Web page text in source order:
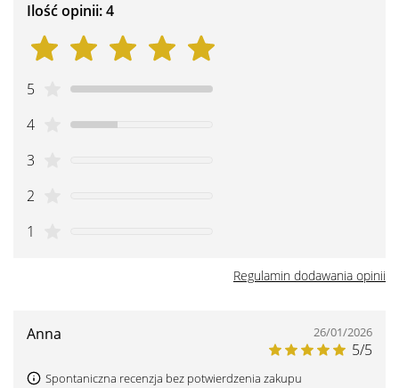
Ilość opinii: 4
5
4
3
2
1
Regulamin dodawania opinii
Anna 26/01/2026
5/5
Spontaniczna recenzja bez potwierdzenia zakupu